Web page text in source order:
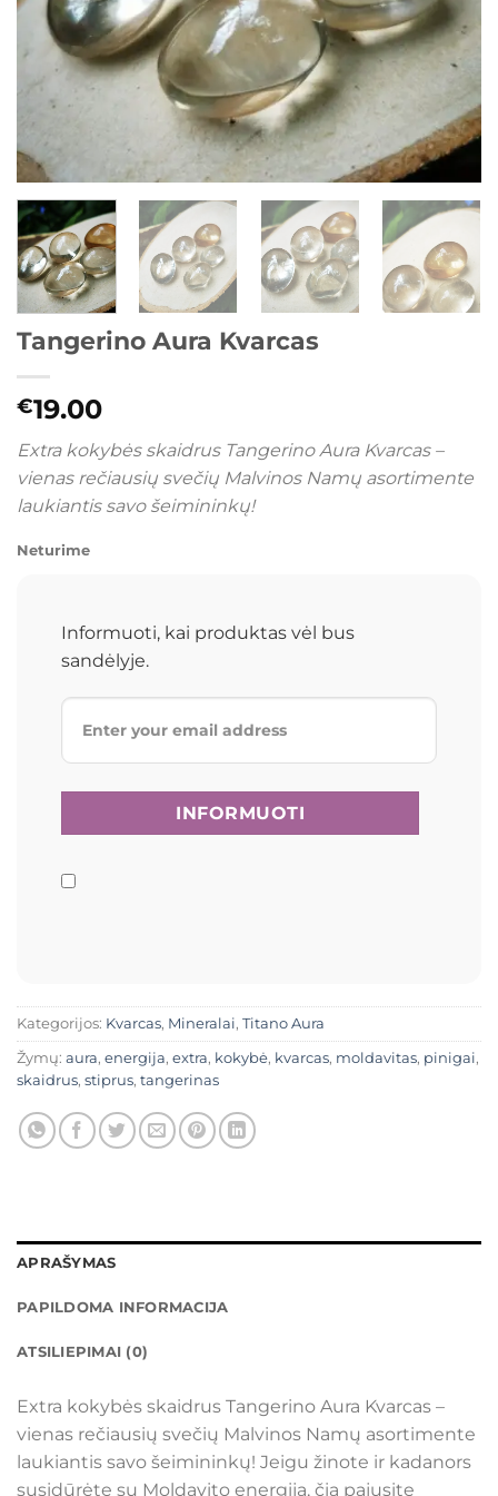
Tangerino Aura Kvarcas
€19.00
Extra kokybės skaidrus Tangerino Aura Kvarcas –
vienas rečiausių svečių Malvinos Namų asortimente
laukiantis savo šeimininkų!
Neturime
Informuoti, kai produktas vėl bus
sandėlyje.
Kategorijos: Kvarcas, Mineralai, Titano Aura
Žymų: aura, energija, extra, kokybė, kvarcas, moldavitas, pinigai,
skaidrus, stiprus, tangerinas
APRAŠYMAS
PAPILDOMA INFORMACIJA
ATSILIEPIMAI (0)
Extra kokybės skaidrus Tangerino Aura Kvarcas –
vienas rečiausių svečių Malvinos Namų asortimente
laukiantis savo šeimininkų! Jeigu žinote ir kadanors
susidūrėte su Moldavito energija, čia pajusite